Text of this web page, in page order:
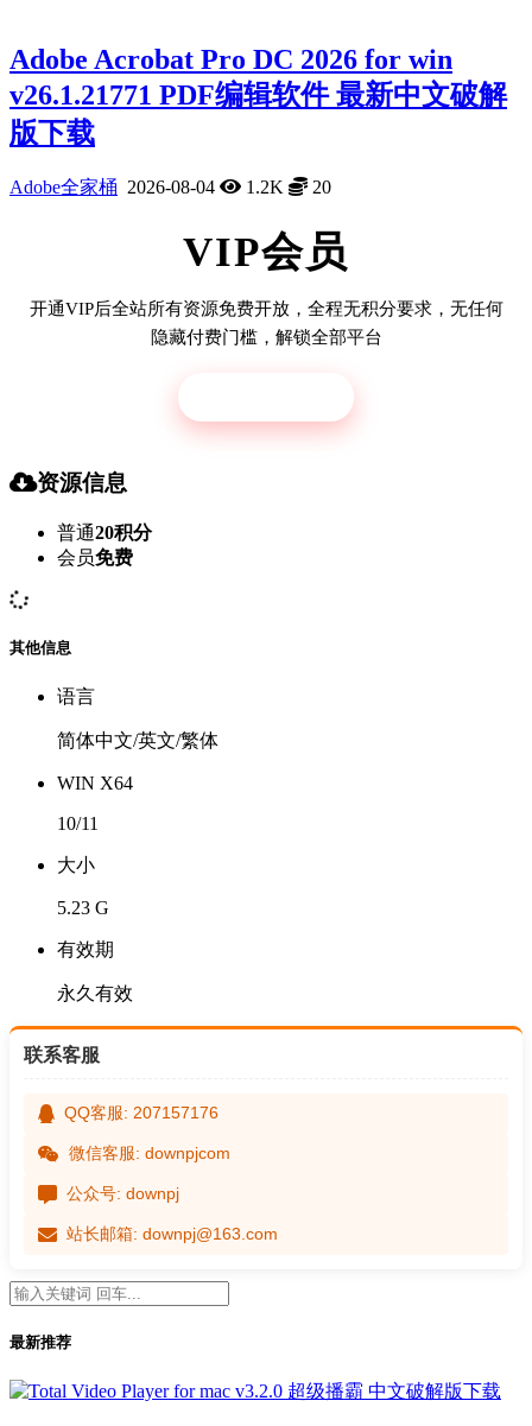
Adobe Acrobat Pro DC 2026 for win
v26.1.21771 PDF编辑软件 最新中文破解
版下载
Adobe全家桶 2026-08-04 1.2K 20
VIP会员
开通VIP后全站所有资源免费开放，全程无积分要求，无任何
隐藏付费门槛，解锁全部平台
资源信息
普通20积分
会员免费
其他信息
语言
简体中文/英文/繁体
WIN X64
10/11
大小
5.23 G
有效期
永久有效
联系客服
QQ客服: 207157176
微信客服: downpjcom
公众号: downpj
站长邮箱: downpj@163.com
最新推荐